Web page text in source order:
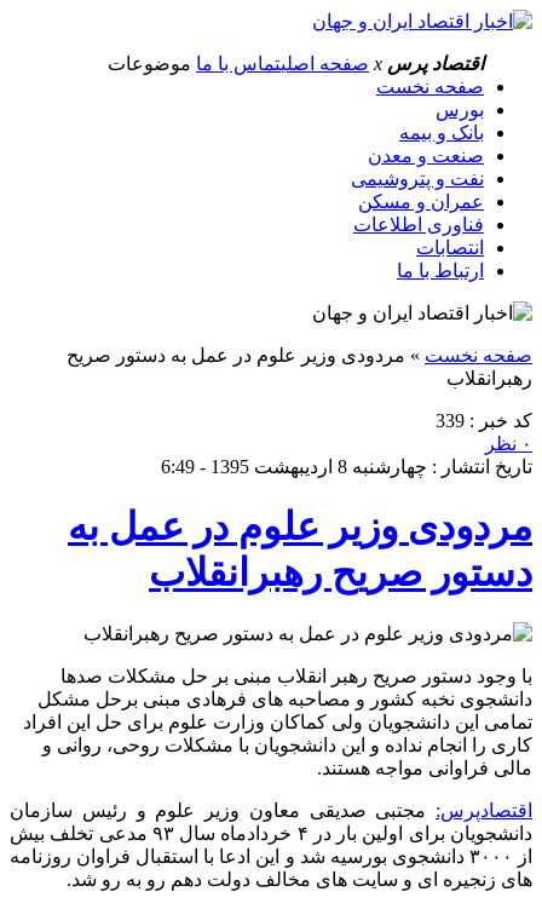
اقتصاد پرس x صفحه اصلیتماس با ما موضوعات
صفحه نخست
بورس
بانک و بیمه
صنعت و معدن
نفت و پتروشیمی
عمران و مسکن
فناوری اطلاعات
انتصابات
ارتباط با ما
صفحه نخست » مردودی وزیر علوم در عمل به دستور صریح
رهبرانقلاب
کد خبر : 339
۰ نظر
تاریخ انتشار : چهارشنبه 8 اردیبهشت 1395 - 6:49
مردودی وزیر علوم در عمل به
دستور صریح رهبرانقلاب
با وجود دستور صریح رهبر انقلاب مبنی بر حل مشکلات صدها
دانشجوی نخبه کشور و مصاحبه های فرهادی مبنی برحل مشکل
تمامی این دانشجویان ولی کماکان وزارت علوم برای حل این افراد
کاری را انجام نداده و این دانشجویان با مشکلات روحی، روانی و
مالی فراوانی مواجه هستند.
اقتصادپرس: مجتبی صدیقی معاون وزیر علوم و رئیس سازمان
دانشجویان برای اولین بار در ۴ خردادماه سال ۹۳ مدعی تخلف بیش
از ۳۰۰۰ دانشجوی بورسیه شد و این ادعا با استقبال فراوان روزنامه
های زنجیره ای و سایت های مخالف دولت دهم رو به رو شد.